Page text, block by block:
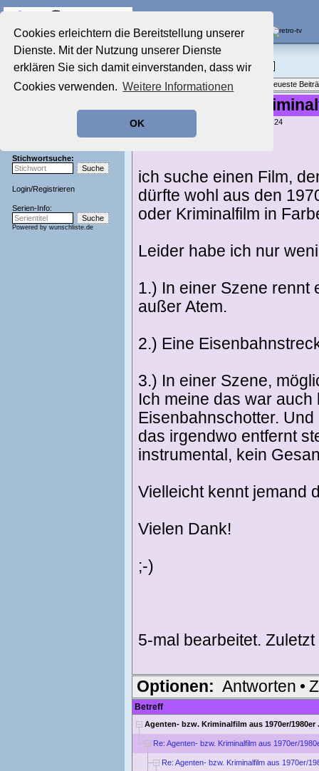
Cookies erleichtern die Bereitstellung unserer
Dienste. Mit der Nutzung unserer Dienste
erklären Sie sich damit einverstanden, dass wir
Cookies verwenden. Weitere Informationen
OK
Startseite
Aktuelles Forum
Film-Forum
Zeichentrick-Forum
Stichwortsuche:
Login/Registrieren
Serien-Info:
Powered by wunschliste.de
Film-Forum
Filme im Kino, Fernsehen & auf DVD
Themenübersicht • Neues Thema Neueste
Agenten- bzw.
geschrieben von: , 22.02.25 10:24
Hallo,
ich suche einen Film,
dürfte wohl aus den
oder Kriminalfilm in
Leider habe ich nur
1.) In einer Szene rennt
außer Atem.
2.) Eine
3.) In einer Szene,
Ich meine das war
Eisenbahnschotter.
das irgendwo entfernt
instrumental, kein
Vielleicht kennt jemand
Vielen Dank!
;-)
5-mal bearbeitet.
Optionen: Antworten •
Betreff
Agenten- bzw. Kriminalfilm aus 1970er/1980er
Re: Agenten- bzw. Kriminalfilm aus 1970er/
Re: Agenten- bzw. Kriminalfilm aus 1970er/